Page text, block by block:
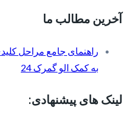
آخرین مطالب ما
راهنمای جامع مراحل
به کمک الو گمرک 24
لینک های پیشنهادی: